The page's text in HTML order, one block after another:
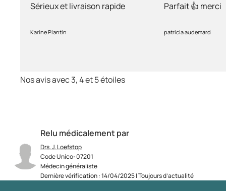
Relu médicalement par
Drs. J. Loefstop
Code Unico: 07201
Médecin généraliste
Dernière vérification : 14/04/2025 | Toujours d’actualité
Sérieux et livraison rapide
Karine Plantin
Parfait 👍 merci
patricia audemard
Nos avis avec 3, 4 et 5 étoiles